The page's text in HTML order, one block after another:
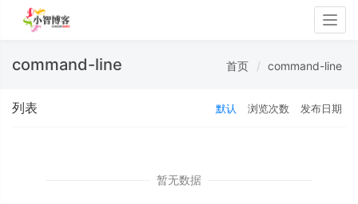
command-line 首页 command-line
列表 默认 浏览次数 发布日期
暂无数据